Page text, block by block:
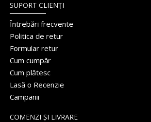
SUPORT CLIENȚI
Întrebări frecvente
Politica de retur
Formular retur
Cum cumpăr
Cum plătesc
Lasă o Recenzie
Campanii
COMENZI ȘI LIVRARE